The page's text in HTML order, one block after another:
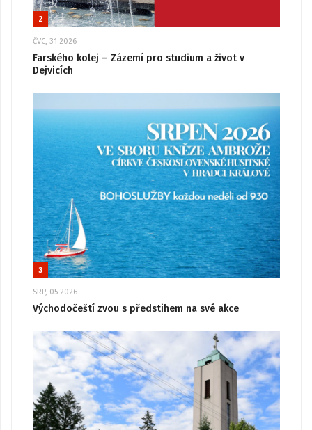
2
ČVC, 31 2026
Farského kolej – Zázemí pro studium a život v
Dejvicích
3
SRP, 05 2026
Východočeští zvou s předstihem na své akce